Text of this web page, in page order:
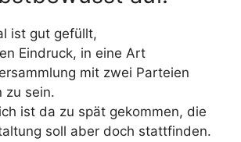
ist gut gefüllt,
Eindruck, in eine Art
mit zwei Parteien
zu sein.
ist da zu spät gekommen, die
soll aber doch stattfinden.